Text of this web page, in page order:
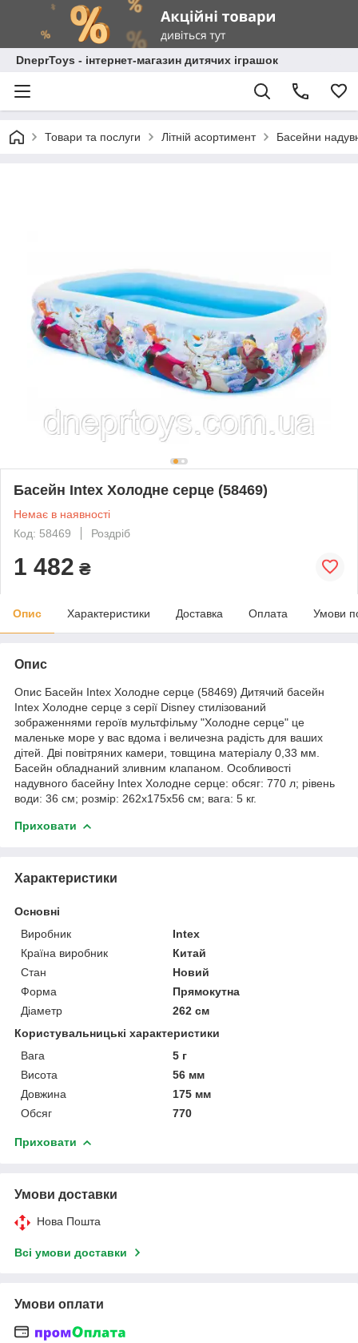
DneprToys - інтернет-магазин дитячих іграшок
Товари та послуги Літній асортимент Басейни
Басейн Intex Холодне серце (58469)
Немає в наявності
Код: 58469
Роздріб
1 482 ₴
Опис Характеристики Доставка Оплата Умови
Опис
Опис Басейн Intex Холодне серце (58469) Дитячий басейн
Intex Холодне серце з серії Disney стилізований
зображеннями героїв мультфільму "Холодне серце" це
маленьке море у вас вдома і величезна радість для ваших
дітей. Дві повітряних камери, товщина матеріалу 0,33 мм.
Басейн обладнаний зливним клапаном. Особливості
надувного басейну Intex Холодне серце: обсяг: 770 л; рівень
води: 36 см; розмір: 262x175x56 см; вага: 5 кг.
Приховати
Характеристики
Основні
Виробник
Intex
Країна виробник
Китай
Стан
Новий
Форма
Прямокутна
Діаметр
262 см
Користувальницькі характеристики
Вага
5 г
Висота
56 мм
Довжина
175 мм
Обсяг
770
Приховати
Умови доставки
Нова Пошта
Всі умови доставки
Умови оплати